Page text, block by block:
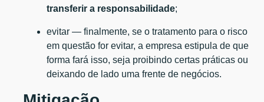
transferir a responsabilidade;
evitar — finalmente, se o tratamento para o risco
em questão for evitar, a empresa estipula de que
forma fará isso, seja proibindo certas práticas ou
deixando de lado uma frente de negócios.